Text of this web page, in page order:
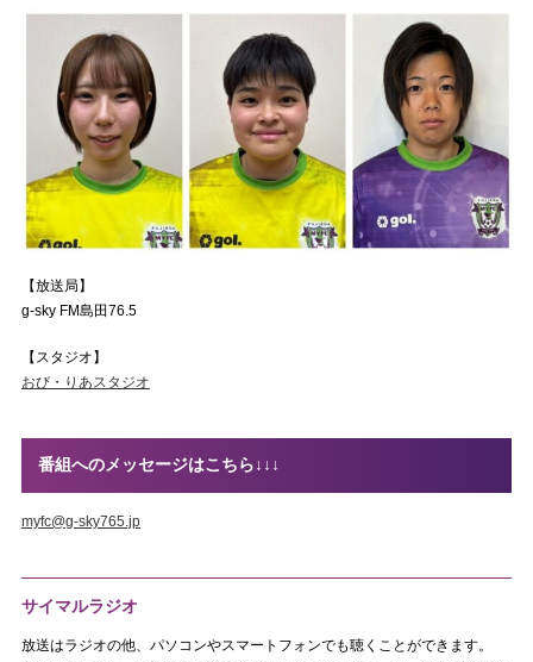
【放送局】
g-sky FM島田76.5
【スタジオ】
おび・りあスタジオ
番組へのメッセージはこちら↓↓↓
myfc@g-sky765.jp
サイマルラジオ
放送はラジオの他、パソコンやスマートフォンでも聴くことができます。